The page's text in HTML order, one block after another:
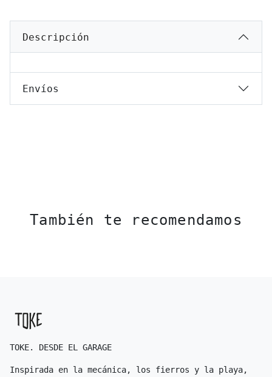
Descripción
Envíos
También te recomendamos
TOKE. DESDE EL GARAGE
Inspirada en la mecánica, los fierros y la playa,